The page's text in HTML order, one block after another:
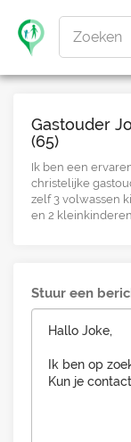
Zoeken
Gastouder
(65)
Ik ben een
christelijke
zelf 3 volwassen
en 2
Stuur een